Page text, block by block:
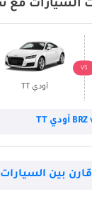
VS
أودي TT
قارن بين السيارات